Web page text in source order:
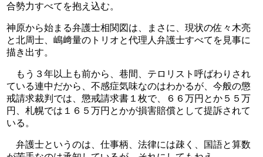
合勢力すべてを抱え込む。
神原から始まる弁護士相関図は、まさに、現状の佐々木亮
と北周士、嶋﨑量のトリオと代理人弁護士すべてを見事に
描き出す。
もう３年以上も前から、巷間、テロリスト呼ばわりされ
ている連中だから、不感症気味なのはわかるが、今般の懲
戒請求裁判では、懲戒請求書１枚で、６６万円とか５５万
円、札幌では１６５万円とかが損害賠償として提訴されて
いる。
弁護士というのは、仕事柄、法律には疎く、国語と算数